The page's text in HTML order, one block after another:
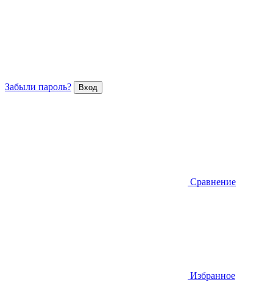
Забыли пароль?
Сравнение
Избранное